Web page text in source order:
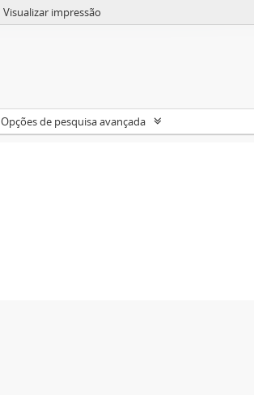
Visualizar impressão
Opções de pesquisa avançada